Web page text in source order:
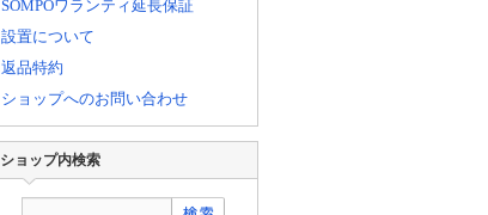
SOMPOワランティ延長保証
設置について
返品特約
ショップへのお問い合わせ
ショップ内検索